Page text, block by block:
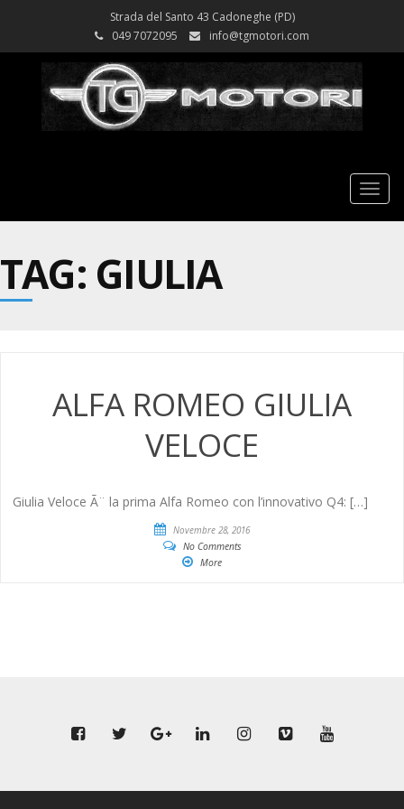
Strada del Santo 43 Cadoneghe (PD)
049 7072095
info@tgmotori.com
TAG: GIULIA
ALFA ROMEO GIULIA
VELOCE
Giulia Veloce Ã¨ la prima Alfa Romeo con l’innovativo Q4: […]
Novembre 28, 2016
No Comments
More